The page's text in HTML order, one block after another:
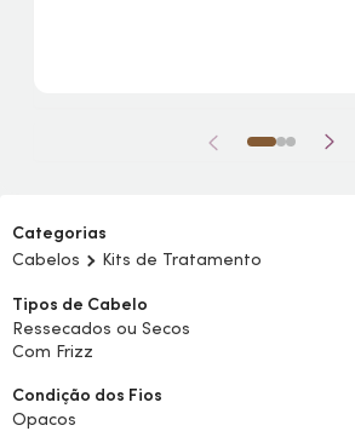
Categorias
Cabelos
Kits de Tratamento
Tipos de Cabelo
Ressecados ou Secos
Com Frizz
Condição dos Fios
Opacos